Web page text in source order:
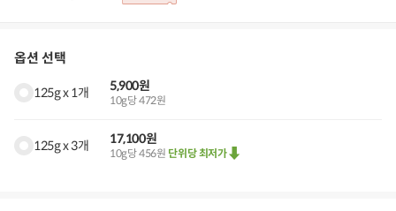
옵션 선택
125g x 1개 5,900원
10g당 472원
125g x 3개 17,100원
10g당 456원 단위당 최저가